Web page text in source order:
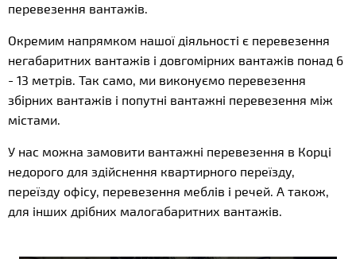
перевезення вантажів.
Окремим напрямком нашої діяльності є перевезення
негабаритних вантажів і довгомірних вантажів понад 6
- 13 метрів. Так само, ми виконуємо перевезення
збірних вантажів і попутні вантажні перевезення між
містами.
У нас можна замовити вантажні перевезення в Корці
недорого для здійснення квартирного переїзду,
переїзду офісу, перевезення меблів і речей. А також,
для інших дрібних малогабаритних вантажів.